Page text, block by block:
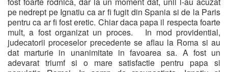
pe nedrept pe Ignatiu ca ar fi fugit din Spania si de la Paris
pentru ca ar fi fost eretic. Chiar daca papa il respecta foarte
mult, a fost organizat un proces. In mod providential,
judecatorii proceselor precedente se aflau la Roma si au
dat marturie in unanimitate in favoarea sa. A fost un
adevarat triumf si o mare satisfactie pentru papa si